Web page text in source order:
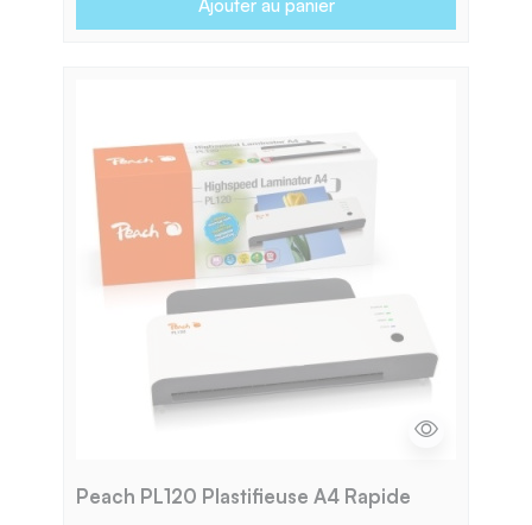
Ajouter au panier
Peach PL120 Plastifieuse A4 Rapide